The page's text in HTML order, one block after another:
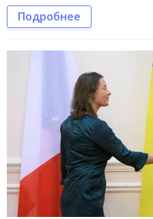
Подробнее